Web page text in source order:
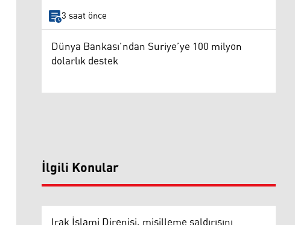
3 saat önce
Dünya Bankası’ndan Suriye’ye 100 milyon
dolarlık destek
İlgili Konular